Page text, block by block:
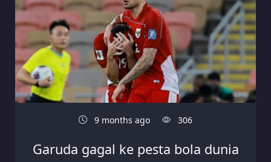
9 months ago 306
Garuda gagal ke pesta bola dunia